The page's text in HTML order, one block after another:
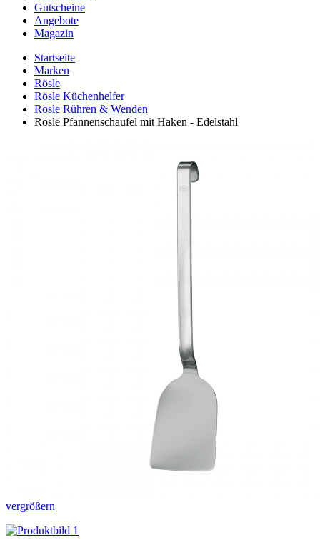
Gutscheine
Angebote
Magazin
Startseite
Marken
Rösle
Rösle Küchenhelfer
Rösle Rühren & Wenden
Rösle Pfannenschaufel mit Haken - Edelstahl
vergrößern